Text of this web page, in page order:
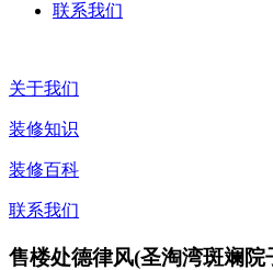
联系我们
关于我们
装修知识
装修百科
联系我们
售楼处德律风(圣淘湾斑斓